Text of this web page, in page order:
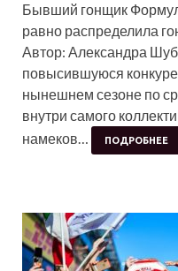
Бывший гонщик
равно распределила
Автор: Александра
повысившуюся
нынешнем сезоне по
внутри самого
намеков…
ПОДРОБНЕЕ